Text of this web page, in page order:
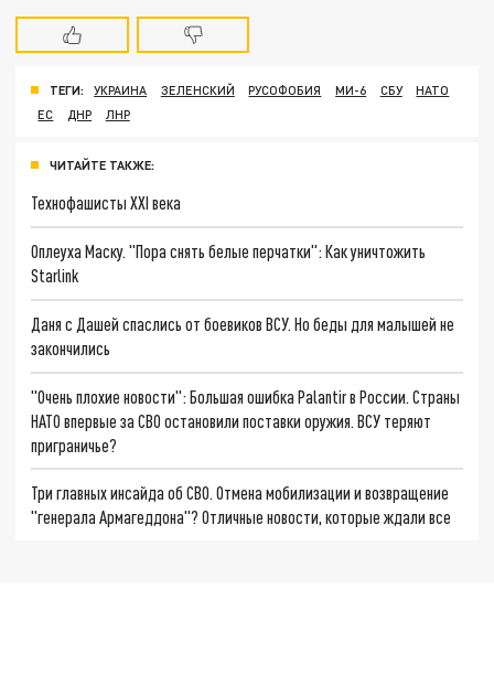
ТЕГИ: УКРАИНА ЗЕЛЕНСКИЙ РУСОФОБИЯ МИ-6 СБУ
НАТО
ЕС
ДНР ЛНР
ЧИТАЙТЕ ТАКЖЕ:
Технофашисты XXI века
Оплеуха Маску. "Пора снять белые перчатки": Как уничтожить
Starlink
Даня с Дашей спаслись от боевиков ВСУ. Но беды для малышей не
закончились
"Очень плохие новости": Большая ошибка Palantir в России. Страны
НАТО впервые за СВО остановили поставки оружия. ВСУ теряют
приграничье?
Три главных инсайда об СВО. Отмена мобилизации и возвращение
"генерала Армагеддона"? Отличные новости, которые ждали все